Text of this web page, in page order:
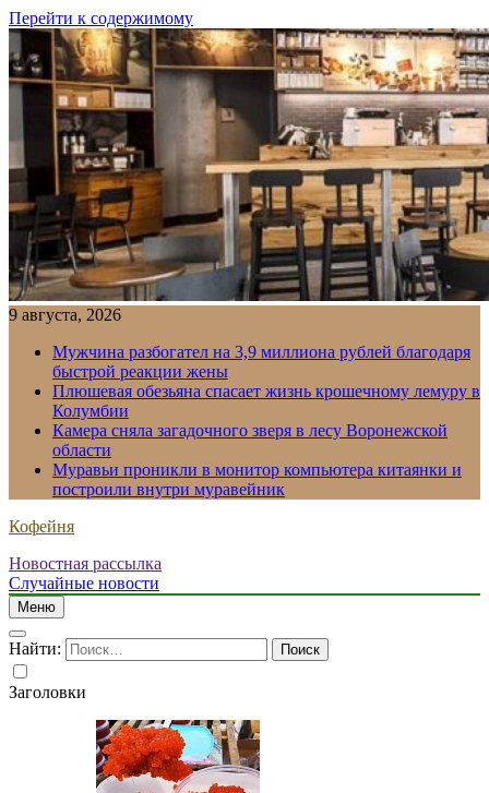
Перейти к содержимому
9 августа, 2026
Мужчина разбогател на 3,9 миллиона рублей благодаря
быстрой реакции жены
Плюшевая обезьяна спасает жизнь крошечному лемуру в
Колумбии
Камера сняла загадочного зверя в лесу Воронежской
области
Муравьи проникли в монитор компьютера китаянки и
построили внутри муравейник
Кофейня
Новостная рассылка
Случайные новости
Меню
Найти:
Заголовки